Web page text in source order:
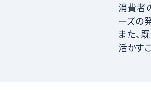
消費者
ーズの
また、
活かす